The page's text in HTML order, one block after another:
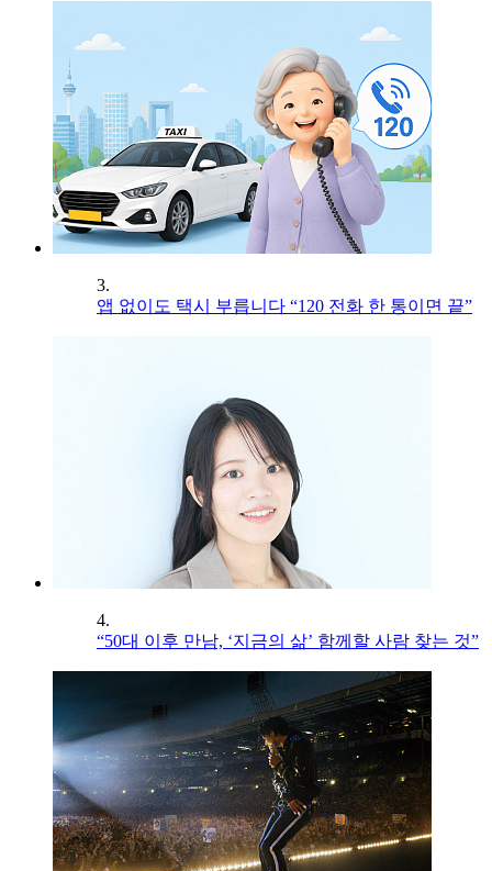
3.
앱 없이도 택시 부릅니다 “120 전화 한 통이면 끝”
4.
“50대 이후 만남, ‘지금의 삶’ 함께할 사람 찾는 것”